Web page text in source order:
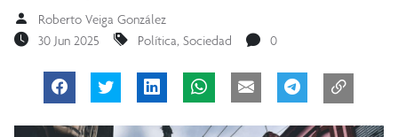
Roberto Veiga González
30 Jun 2025
Política, Sociedad 0